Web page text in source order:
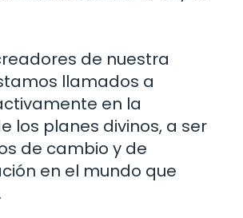
de nuestra
llamados a
en la
los planes divinos, a ser
de cambio y de
en el mundo que